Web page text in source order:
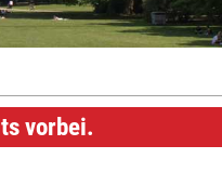
vorbei.